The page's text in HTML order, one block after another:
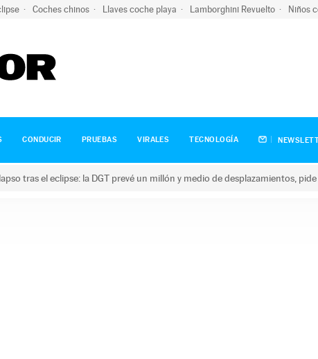
Coches chinos Llaves coche playa Lamborghini Revuelto Niños
CONDUCIR PRUEBAS VIRALES TECNOLOGÍA
tras el eclipse: la DGT prevé un millón y medio de desplazamientos,